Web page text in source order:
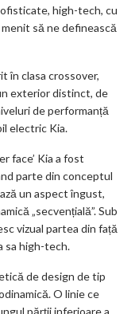
high-tech, cu
să ne definească
în clasa crossover,
exterior distinct, de
de performanță
electric Kia.
face’ Kia a fost
parte din conceptul
un aspect îngust,
„secvențială”. Sub
vizual partea din față
sa high-tech.
de design de tip
O linie ce
părții inferioare a